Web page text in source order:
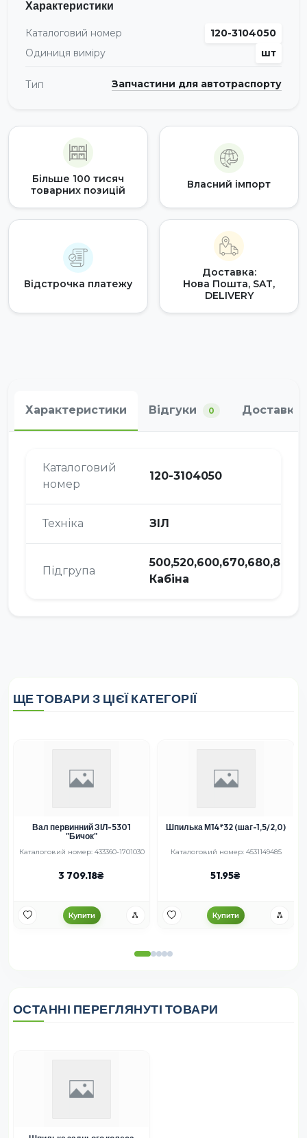
Характеристики
Каталоговий номер
120-3104050
Одиниця виміру
шт
Тип Запчастини для автотраспорту
Більше 100 тисяч
товарних позицій
Власний імпорт
Відстрочка платежу
Доставка:
Нова Пошта, SAT,
DELIVERY
Характеристики Відгуки 0 Доставка
Каталоговий
номер
120-3104050
Техніка ЗІЛ
Підгрупа
Кабіна
ЩЕ ТОВАРИ З ЦІЄЇ КАТЕГОРІЇ
Вал первинний ЗІЛ-5301
"Бичок"
Каталоговий номер: 433360-1701030
3 709.18
Купити
Шпилька М14*32 (шаг-1,5/2,0)
Каталоговий номер: 4531149485
51.95
Купити
ОСТАННІ ПЕРЕГЛЯНУТІ ТОВАРИ